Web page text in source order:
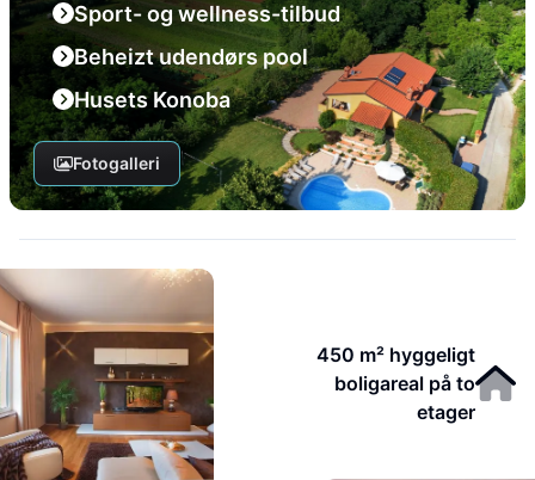
Sport- og wellness-tilbud
Beheizt udendørs pool
Husets Konoba
Fotogalleri
450 m² hyggeligt
boligareal på to
etager